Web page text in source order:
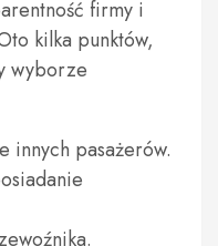
firmy i
kilka punktów,
wyborze
innych pasażerów.